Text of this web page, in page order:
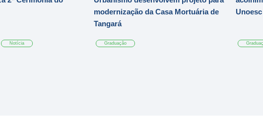
Notícia
modernização da Casa Mortuária de
Tangará
Graduação